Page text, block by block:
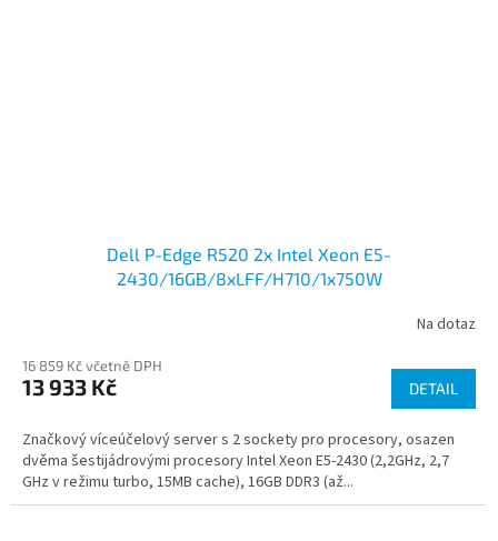
Dell P-Edge R520 2x Intel Xeon E5-
2430/16GB/8xLFF/H710/1x750W
Na dotaz
16 859 Kč včetně DPH
13 933 Kč DETAIL
Značkový víceúčelový server s 2 sockety pro procesory, osazen
dvěma šestijádrovými procesory Intel Xeon E5-2430 (2,2GHz, 2,7
GHz v režimu turbo, 15MB cache), 16GB DDR3 (až...